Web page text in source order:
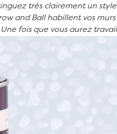
très clairement un
and Ball habillent vos
fois que vous aurez